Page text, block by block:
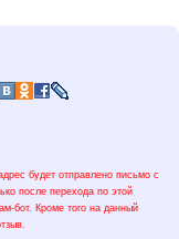
будет отправлено письмо с
после перехода по этой
бот. Кроме того на данный